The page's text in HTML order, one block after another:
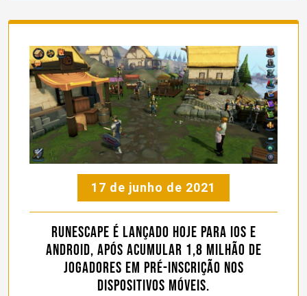
17 de junho de 2021
RuneScape é lançado hoje para iOS e
Android, após acumular 1,8 milhão de
jogadores em pré-inscrição nos
dispositivos móveis.